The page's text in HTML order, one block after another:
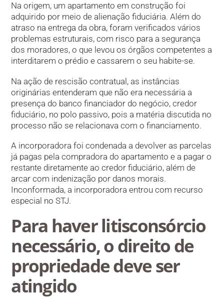
Na origem, um apartamento em construção foi
adquirido por meio de alienação fiduciária. Além do
atraso na entrega da obra, foram verificados vários
problemas estruturais, com risco para a segurança
dos moradores, o que levou os órgãos competentes a
interditarem o prédio e cassarem o seu habite-se.
Na ação de rescisão contratual, as instâncias
originárias entenderam que não era necessária a
presença do banco financiador do negócio, credor
fiduciário, no polo passivo, pois a matéria discutida no
processo não se relacionava com o financiamento.
A incorporadora foi condenada a devolver as parcelas
já pagas pela compradora do apartamento e a pagar o
restante diretamente ao credor fiduciário, além de
arcar com indenização por danos morais.
Inconformada, a incorporadora entrou com recurso
especial no STJ.
Para haver litisconsórcio
necessário, o direito de
propriedade deve ser
atingido